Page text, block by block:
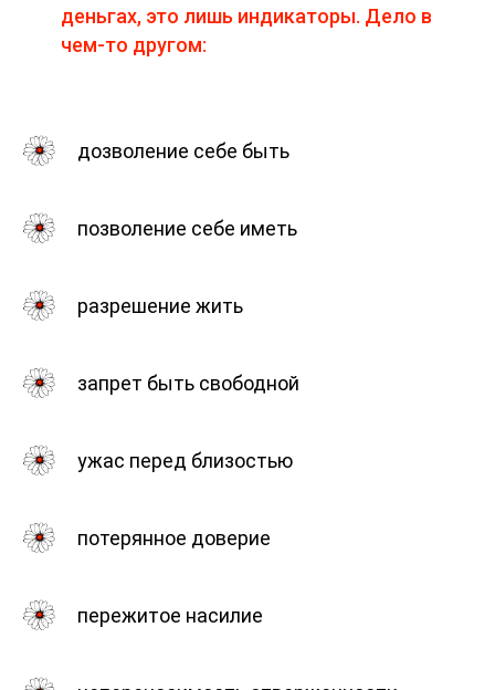
деньгах, это лишь индикаторы. Дело в
чем-то другом:
дозволение себе быть
позволение себе иметь
разрешение жить
запрет быть свободной
ужас перед близостью
потерянное доверие
пережитое насилие